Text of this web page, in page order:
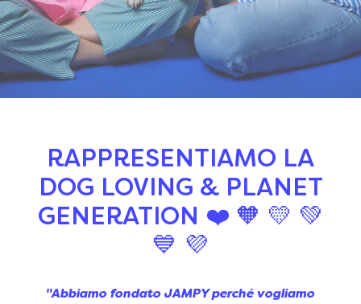
RAPPRESENTIAMO LA
DOG LOVING & PLANET
GENERATION ❤️ 🧡 💛 💚
💙 💜
"Abbiamo fondato JAMPY perché vogliamo